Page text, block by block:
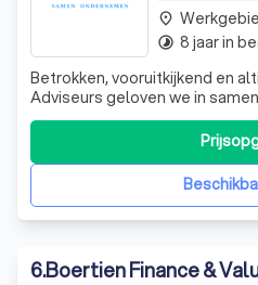
Betrokken, vooruitkijkend en
Adviseurs geloven we in
afstand, maar naast jou als
traditionele accountant die
betrokken mkb-adviseur die
bijstuurt waar nodig. Onze
place
timelapse 8 jaar in
6.Boertien Finance &